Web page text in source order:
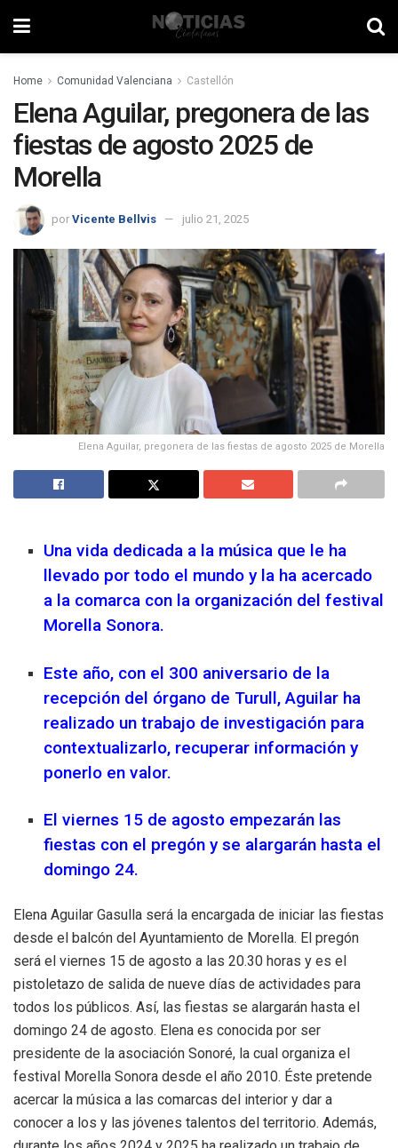
Home Comunidad Valenciana Castellón
Elena Aguilar, pregonera de las
fiestas de agosto 2025 de
Morella
por Vicente Bellvis julio 21, 2025
Elena Aguilar, pregonera de las fiestas de agosto 2025 de Morella
Una vida dedicada a la música que le ha
llevado por todo el mundo y la ha acercado
a la comarca con la organización del festival
Morella Sonora.
Este año, con el 300 aniversario de la
recepción del órgano de Turull, Aguilar ha
realizado un trabajo de investigación para
contextualizarlo, recuperar información y
ponerlo en valor.
El viernes 15 de agosto empezarán las
fiestas con el pregón y se alargarán hasta el
domingo 24.
Elena Aguilar Gasulla será la encargada de iniciar las fiestas
desde el balcón del Ayuntamiento de Morella. El pregón
será el viernes 15 de agosto a las 20.30 horas y es el
pistoletazo de salida de nueve días de actividades para
todos los públicos. Así, las fiestas se alargarán hasta el
domingo 24 de agosto. Elena es conocida por ser
presidente de la asociación Sonoré, la cual organiza el
festival Morella Sonora desde el año 2010. Éste pretende
acercar la música a las comarcas del interior y dar a
conocer a los y las jóvenes talentos del territorio. Además,